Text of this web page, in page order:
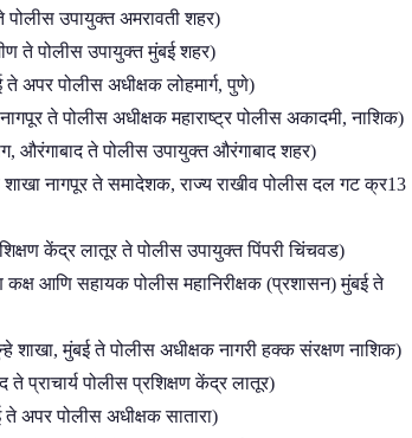
पोलीस उपायुक्त अमरावती शहर)
ते पोलीस उपायुक्त मुंबई शहर)
अपर पोलीस अधीक्षक लोहमार्ग, पुणे)
ते पोलीस अधीक्षक महाराष्ट्र पोलीस अकादमी, नाशिक)
औरंगाबाद ते पोलीस उपायुक्त औरंगाबाद शहर)
शाखा नागपूर ते समादेशक, राज्य राखीव पोलीस दल गट क्र13
केंद्र लातूर ते पोलीस उपायुक्त पिंपरी चिंचवड)
आणि सहायक पोलीस महानिरीक्षक (प्रशासन) मुंबई ते
शाखा, मुंबई ते पोलीस अधीक्षक नागरी हक्क संरक्षण नाशिक)
ते प्राचार्य पोलीस प्रशिक्षण केंद्र लातूर)
ते अपर पोलीस अधीक्षक सातारा)